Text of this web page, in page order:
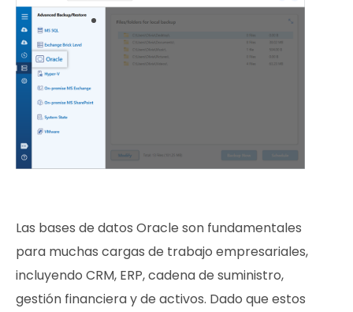
Las bases de datos Oracle son fundamentales
para muchas cargas de trabajo empresariales,
incluyendo CRM, ERP, cadena de suministro,
gestión financiera y de activos. Dado que estos